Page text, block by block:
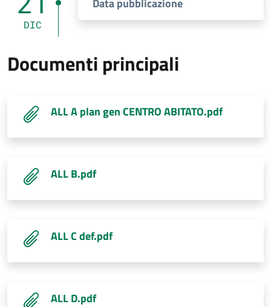
DIC
Documenti principali
ALL A plan gen CENTRO ABITATO.pdf
ALL B.pdf
ALL C def.pdf
ALL D.pdf